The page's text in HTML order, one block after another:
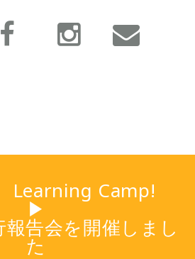
Learning Camp!
▶
告会を開催しまし
た